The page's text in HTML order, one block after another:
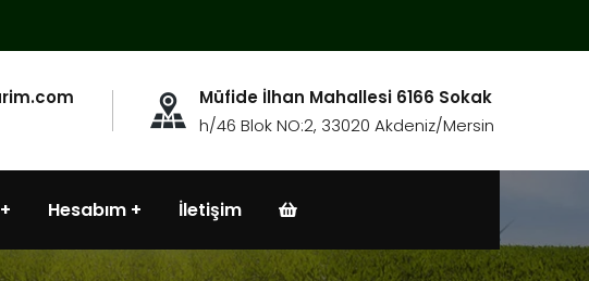
Müfide İlhan Mahallesi 6166 Sokak
h/46 Blok NO:2, 33020 Akdeniz/Mersin
Hesabım İletişim